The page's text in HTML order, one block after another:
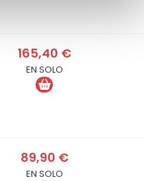
165,40 €
EN SOLO
89,90 €
EN SOLO